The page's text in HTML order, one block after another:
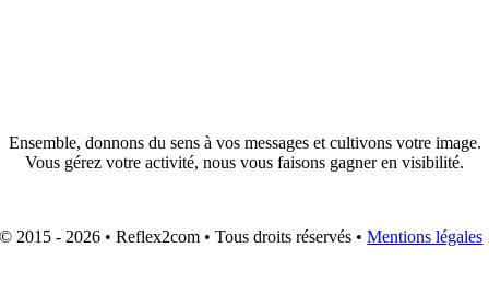
Ensemble, donnons du sens à vos messages et cultivons votre image.
Vous gérez votre activité, nous vous faisons gagner en visibilité.
© 2015 - 2026 • Reflex2com • Tous droits réservés •Mentions légales